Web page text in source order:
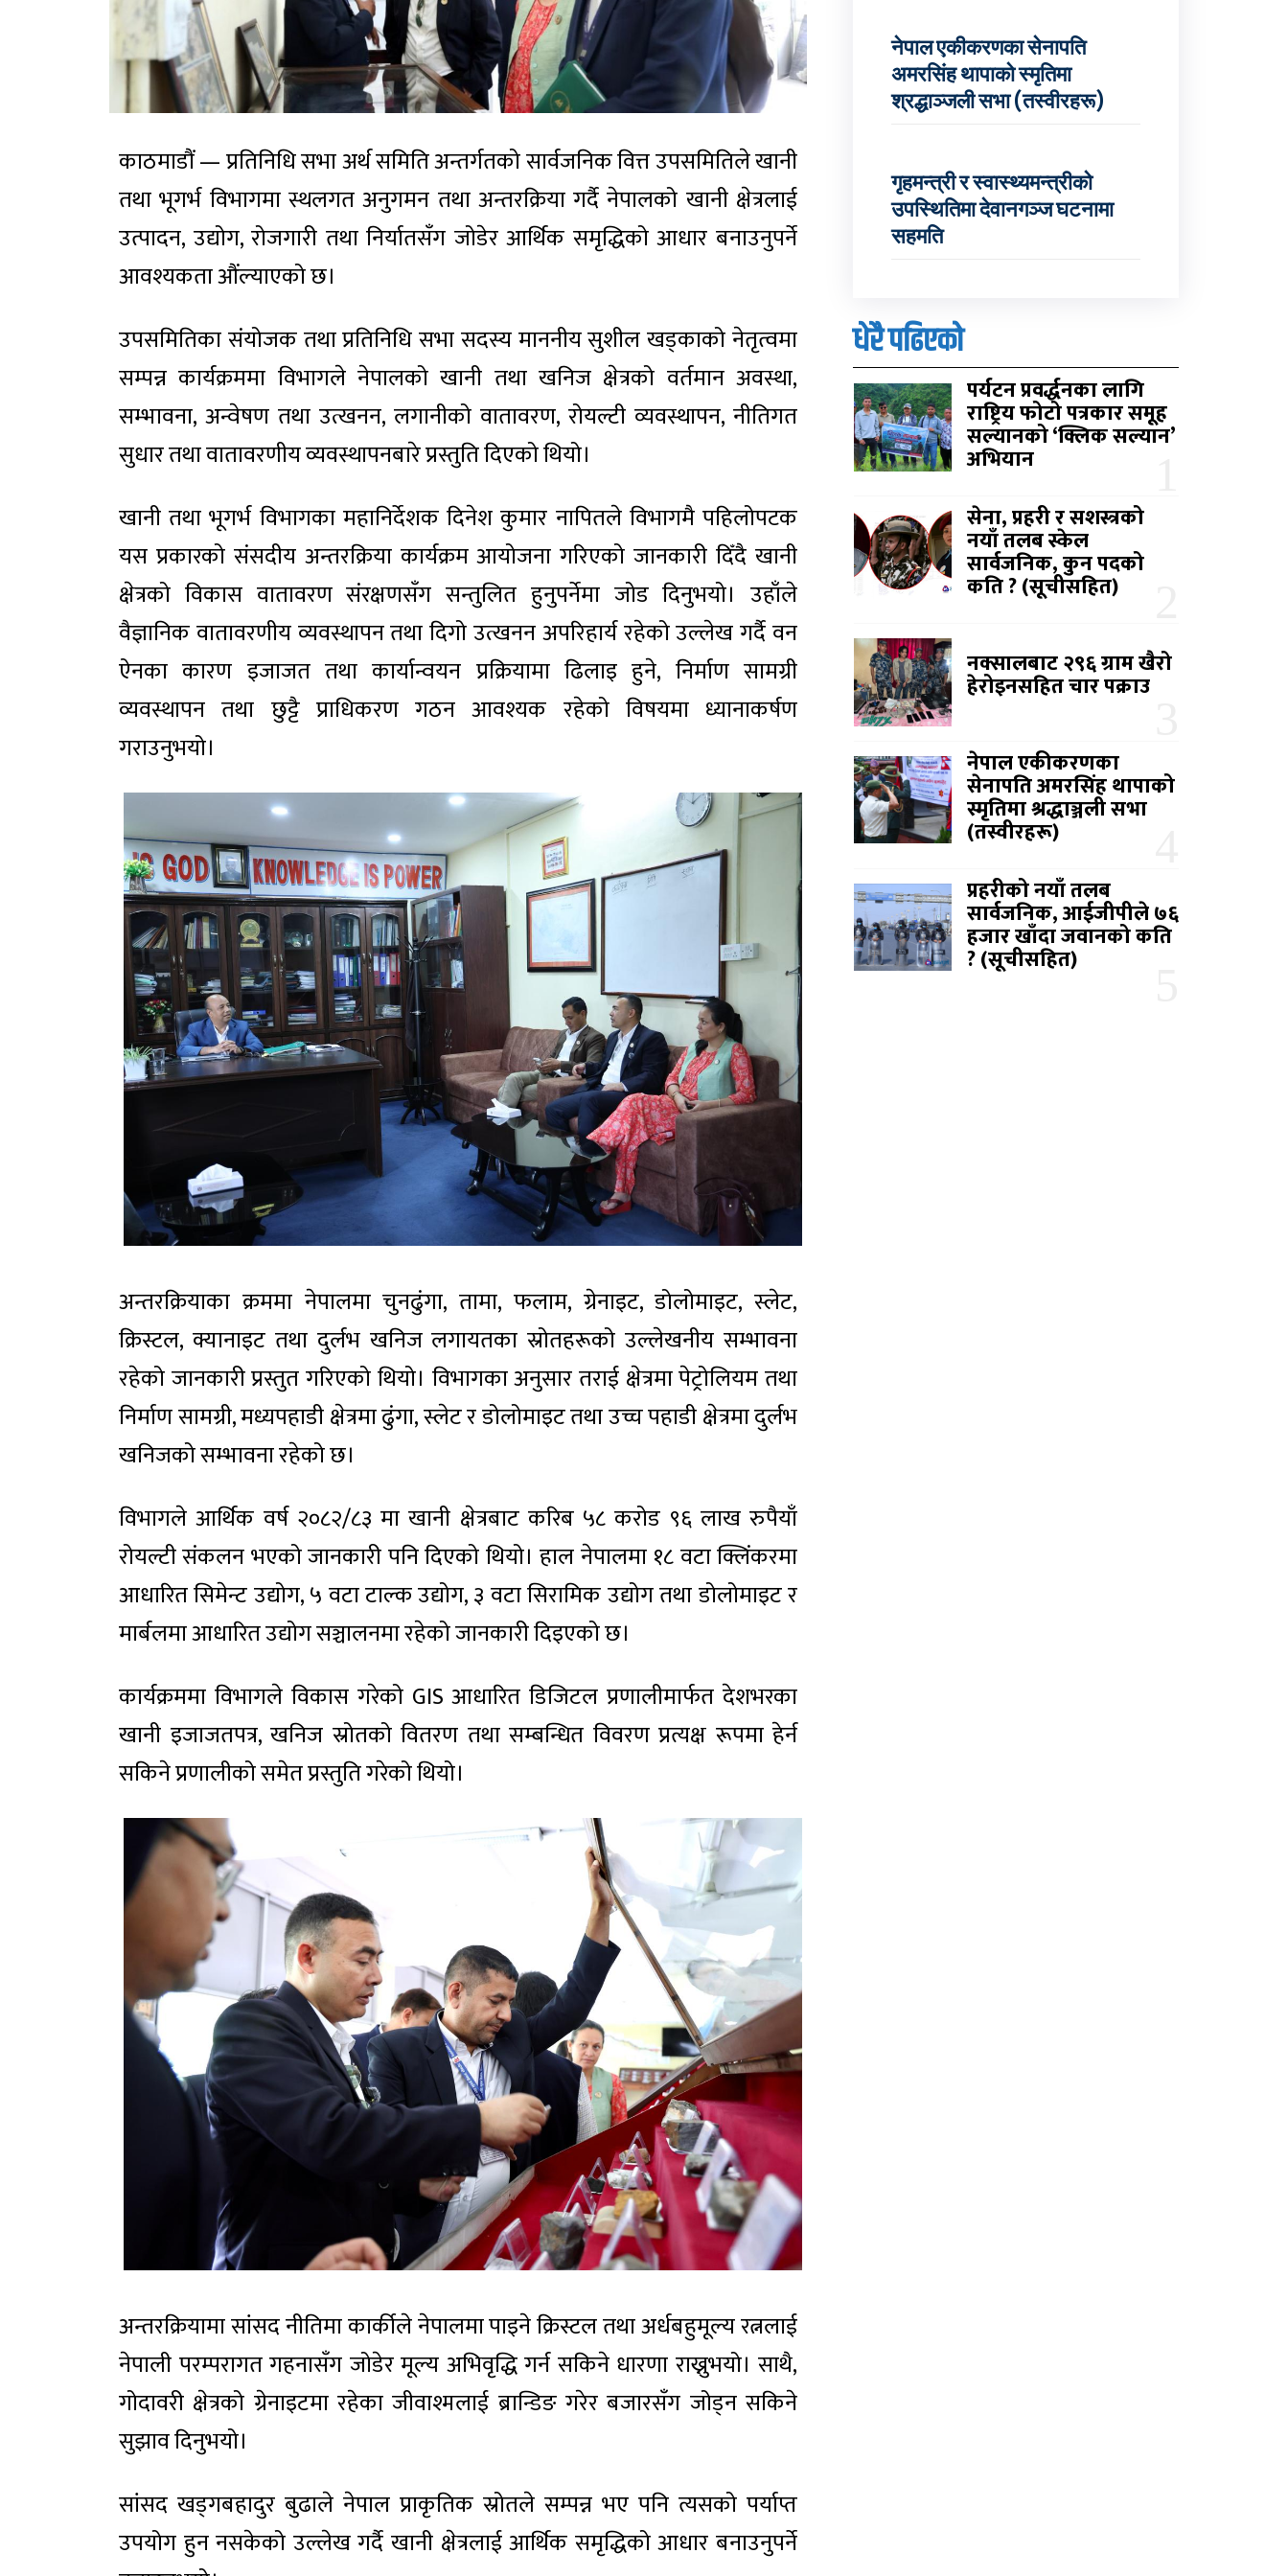
काठमाडौं — प्रतिनिधि सभा अर्थ समिति अन्तर्गतको सार्वजनिक वित्त उपसमितिले खानी
तथा भूगर्भ विभागमा स्थलगत अनुगमन तथा अन्तरक्रिया गर्दै नेपालको खानी क्षेत्रलाई
उत्पादन, उद्योग, रोजगारी तथा निर्यातसँग जोडेर आर्थिक समृद्धिको आधार बनाउनुपर्ने
आवश्यकता औंल्याएको छ।
उपसमितिका संयोजक तथा प्रतिनिधि सभा सदस्य माननीय सुशील खड्काको नेतृत्वमा
सम्पन्न कार्यक्रममा विभागले नेपालको खानी तथा खनिज क्षेत्रको वर्तमान अवस्था,
सम्भावना, अन्वेषण तथा उत्खनन, लगानीको वातावरण, रोयल्टी व्यवस्थापन, नीतिगत
सुधार तथा वातावरणीय व्यवस्थापनबारे प्रस्तुति दिएको थियो।
खानी तथा भूगर्भ विभागका महानिर्देशक दिनेश कुमार नापितले विभागमै पहिलोपटक
यस प्रकारको संसदीय अन्तरक्रिया कार्यक्रम आयोजना गरिएको जानकारी दिँदै खानी
क्षेत्रको विकास वातावरण संरक्षणसँग सन्तुलित हुनुपर्नेमा जोड दिनुभयो। उहाँले
वैज्ञानिक वातावरणीय व्यवस्थापन तथा दिगो उत्खनन अपरिहार्य रहेको उल्लेख गर्दै वन
ऐनका कारण इजाजत तथा कार्यान्वयन प्रक्रियामा ढिलाइ हुने, निर्माण सामग्री
व्यवस्थापन तथा छुट्टै प्राधिकरण गठन आवश्यक रहेको विषयमा ध्यानाकर्षण
गराउनुभयो।
अन्तरक्रियाका क्रममा नेपालमा चुनढुंगा, तामा, फलाम, ग्रेनाइट, डोलोमाइट, स्लेट,
क्रिस्टल, क्यानाइट तथा दुर्लभ खनिज लगायतका स्रोतहरूको उल्लेखनीय सम्भावना
रहेको जानकारी प्रस्तुत गरिएको थियो। विभागका अनुसार तराई क्षेत्रमा पेट्रोलियम तथा
निर्माण सामग्री, मध्यपहाडी क्षेत्रमा ढुंगा, स्लेट र डोलोमाइट तथा उच्च पहाडी क्षेत्रमा दुर्लभ
खनिजको सम्भावना रहेको छ।
विभागले आर्थिक वर्ष २०८२/८३ मा खानी क्षेत्रबाट करिब ५८ करोड ९६ लाख रुपैयाँ
रोयल्टी संकलन भएको जानकारी पनि दिएको थियो। हाल नेपालमा १८ वटा क्लिंकरमा
आधारित सिमेन्ट उद्योग, ५ वटा टाल्क उद्योग, ३ वटा सिरामिक उद्योग तथा डोलोमाइट र
मार्बलमा आधारित उद्योग सञ्चालनमा रहेको जानकारी दिइएको छ।
कार्यक्रममा विभागले विकास गरेको GIS आधारित डिजिटल प्रणालीमार्फत देशभरका
खानी इजाजतपत्र, खनिज स्रोतको वितरण तथा सम्बन्धित विवरण प्रत्यक्ष रूपमा हेर्न
सकिने प्रणालीको समेत प्रस्तुति गरेको थियो।
अन्तरक्रियामा सांसद नीतिमा कार्कीले नेपालमा पाइने क्रिस्टल तथा अर्धबहुमूल्य रत्नलाई
नेपाली परम्परागत गहनासँग जोडेर मूल्य अभिवृद्धि गर्न सकिने धारणा राख्नुभयो। साथै,
गोदावरी क्षेत्रको ग्रेनाइटमा रहेका जीवाश्मलाई ब्रान्डिङ गरेर बजारसँग जोड्न सकिने
सुझाव दिनुभयो।
सांसद खड्गबहादुर बुढाले नेपाल प्राकृतिक स्रोतले सम्पन्न भए पनि त्यसको पर्याप्त
उपयोग हुन नसकेको उल्लेख गर्दै खानी क्षेत्रलाई आर्थिक समृद्धिको आधार बनाउनुपर्ने
नेपाल एकीकरणका सेनापति
अमरसिंह थापाको स्मृतिमा
श्रद्धाञ्जली सभा (तस्वीरहरू)
गृहमन्त्री र स्वास्थ्यमन्त्रीको
उपस्थितिमा देवानगञ्ज घटनामा
सहमति
धेरै पढिएको
पर्यटन प्रवर्द्धनका लागि
राष्ट्रिय फोटो पत्रकार समूह
सल्यानको ‘क्लिक सल्यान’
अभियान
सेना, प्रहरी र सशस्त्रको
नयाँ तलब स्केल
सार्वजनिक, कुन पदको
कति ? (सूचीसहित)
नक्सालबाट २९६ ग्राम खैरो
हेरोइनसहित चार पक्राउ
नेपाल एकीकरणका
सेनापति अमरसिंह थापाको
स्मृतिमा श्रद्धाञ्जली सभा
(तस्वीरहरू)
प्रहरीको नयाँ तलब
सार्वजनिक, आईजीपीले ७६
हजार खाँदा जवानको कति
? (सूचीसहित)